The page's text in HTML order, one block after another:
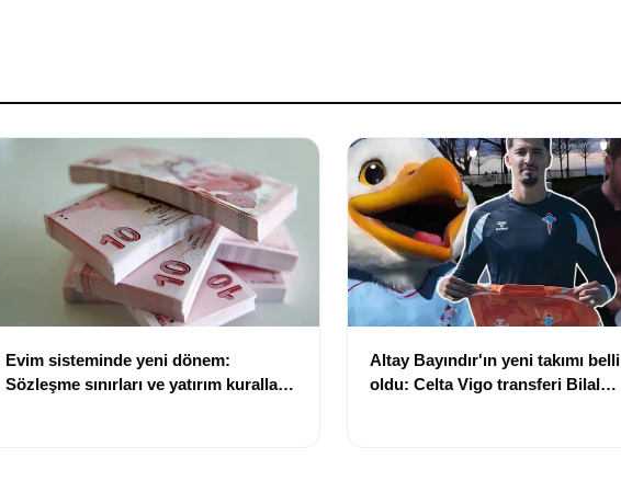
Evim sisteminde yeni dönem:
Sözleşme sınırları ve yatırım kuralları
Altay Bayındır'ın yeni takımı belli
oldu: Celta Vigo transferi Bilal